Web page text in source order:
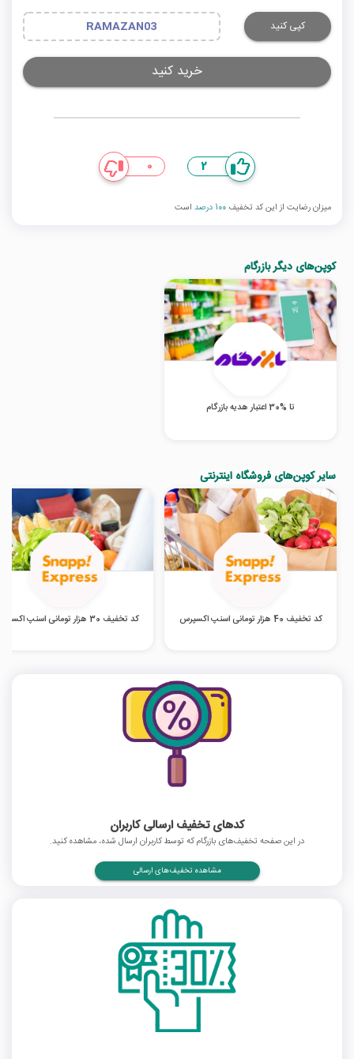
کپی کنید RAMAZAN03
خرید کنید
2
0
میزان رضایت از این کد تخفیف 100 درصد است
کوپن‌های دیگر بازرگام
تا %30 اعتبار هدیه بازرگام
سایر کوپن‌های فروشگاه اینترنتی
کد تخفیف 40 هزار تومانی اسنپ اکسپرس کد تخفیف 30 هزار تومانی اسنپ اکسپرس
کدهای تخفیف ارسالی کاربران
در این صفحه تخفیف‌های بازرگام که توسط کاربران ارسال شده، مشاهده کنید.
مشاهده تخفیف‌های ارسالی